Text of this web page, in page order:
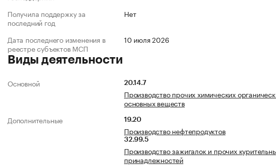
Получила поддержку за
последний год
Нет
Дата последнего изменения в
реестре субъектов МСП
10 июля 2026
Виды деятельности
Основной 20.14.7
Производство прочих химических
основных веществ
Дополнительные
19.20
Производство нефтепродуктов
32.99.5
Производство зажигалок и прочих
принадлежностей